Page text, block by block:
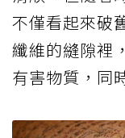
不僅看起來破
纖維的縫隙裡
有害物質，同